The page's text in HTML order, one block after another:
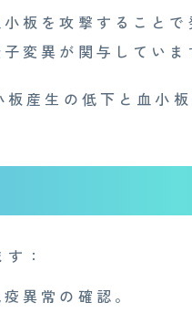
板を攻撃することで
変異が関与していま
産生の低下と血小
：
異常の確認。